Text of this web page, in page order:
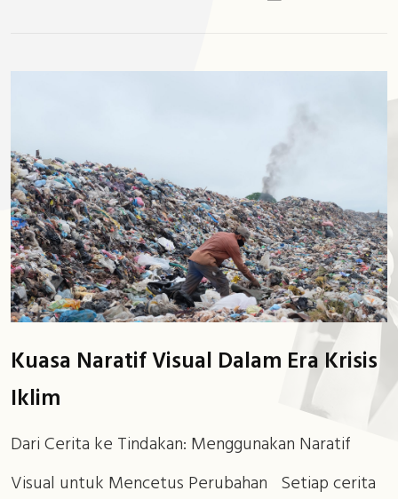
Kuasa Naratif Visual Dalam Era Krisis
Iklim
Dari Cerita ke Tindakan: Menggunakan Naratif
Visual untuk Mencetus Perubahan Setiap cerita